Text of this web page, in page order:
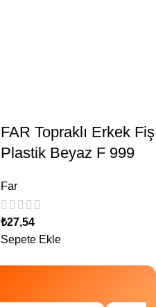
FAR Topraklı Erkek Fiş
Plastik Beyaz F 999
Far
₺27,54
Sepete Ekle